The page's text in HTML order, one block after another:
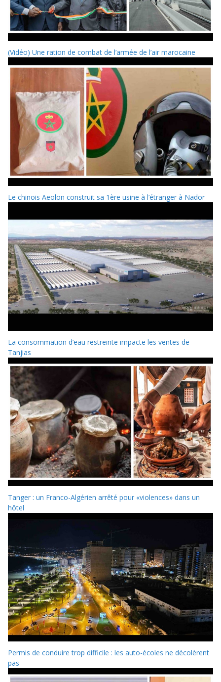
(Vidéo) Une ration de combat de l’armée de l’air marocaine
Le chinois Aeolon construit sa 1ère usine à l’étranger à Nador
La consommation d’eau restreinte impacte les ventes de
Tanjias
Tanger : un Franco-Algérien arrêté pour «violences» dans un
hôtel
Permis de conduire trop difficile : les auto-écoles ne décolèrent
pas